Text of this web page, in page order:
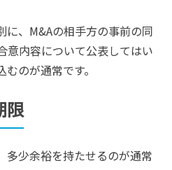
に、M&Aの相手方の事前の同
意内容について公表してはい
のが通常です。
限
多少余裕を持たせるのが通常